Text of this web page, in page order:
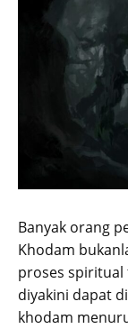
Banyak orang
Khodam
proses
diyakini dapat
khodam